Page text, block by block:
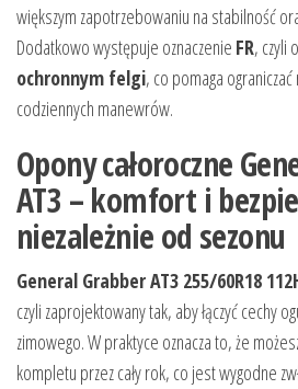
większym zapotrzebowaniu na stabilność
Dodatkowo występuje oznaczenie FR, czyli
ochronnym felgi, co pomaga
codziennych manewrów.
Opony całoroczne
AT3 – komfort i
niezależnie od sezonu
General Grabber AT3 255/60R18
czyli zaprojektowany tak, aby łączyć cechy
zimowego. W praktyce oznacza to, że
kompletu przez cały rok, co jest wygodne